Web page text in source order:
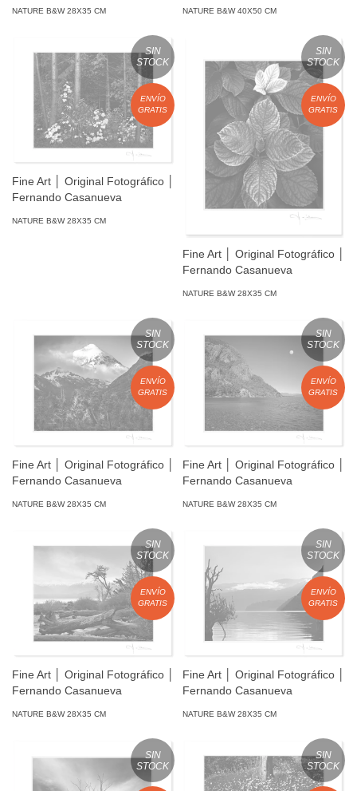
NATURE B&W 28X35 CM NATURE B&W 40X50 CM
SIN
STOCK
ENVÍO
GRATIS
Fine Art │ Original Fotográfico │
Fernando Casanueva
NATURE B&W 28X35 CM
SIN
STOCK
ENVÍO
GRATIS
Fine Art │ Original Fotográfico │
Fernando Casanueva
NATURE B&W 28X35 CM
SIN
STOCK
ENVÍO
GRATIS
Fine Art │ Original Fotográfico │
Fernando Casanueva
NATURE B&W 28X35 CM
SIN
STOCK
ENVÍO
GRATIS
Fine Art │ Original Fotográfico │
Fernando Casanueva
NATURE B&W 28X35 CM
SIN
STOCK
ENVÍO
GRATIS
Fine Art │ Original Fotográfico │
Fernando Casanueva
NATURE B&W 28X35 CM
SIN
STOCK
ENVÍO
GRATIS
Fine Art │ Original Fotográfico │
Fernando Casanueva
NATURE B&W 28X35 CM
SIN
STOCK
SIN
STOCK